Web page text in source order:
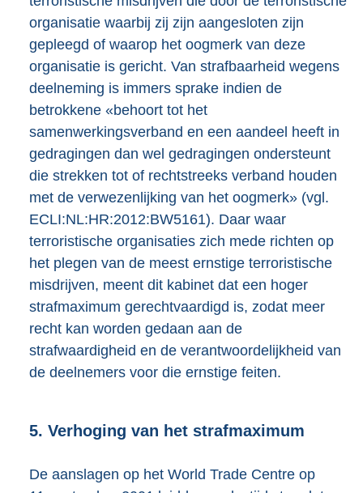
organisatie waarbij zij zijn aangesloten zijn
gepleegd of waarop het oogmerk van deze
organisatie is gericht. Van strafbaarheid wegens
deelneming is immers sprake indien de
betrokkene «behoort tot het
samenwerkingsverband en een aandeel heeft in
gedragingen dan wel gedragingen ondersteunt
die strekken tot of rechtstreeks verband houden
met de verwezenlijking van het oogmerk» (vgl.
ECLI:NL:HR:2012:BW5161). Daar waar
terroristische organisaties zich mede richten op
het plegen van de meest ernstige terroristische
misdrijven, meent dit kabinet dat een hoger
strafmaximum gerechtvaardigd is, zodat meer
recht kan worden gedaan aan de
strafwaardigheid en de verantwoordelijkheid van
de deelnemers voor die ernstige feiten.
5. Verhoging van het strafmaximum
De aanslagen op het World Trade Centre op